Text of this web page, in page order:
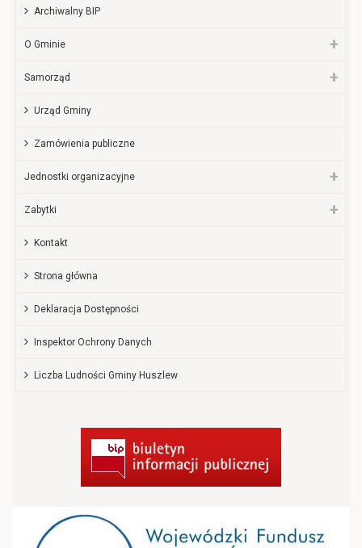
Archiwalny BIP
O Gminie
Samorząd
Urząd Gminy
Zamówienia publiczne
Jednostki organizacyjne
Zabytki
Kontakt
Strona główna
Deklaracja Dostępności
Inspektor Ochrony Danych
Liczba Ludności Gminy Huszlew